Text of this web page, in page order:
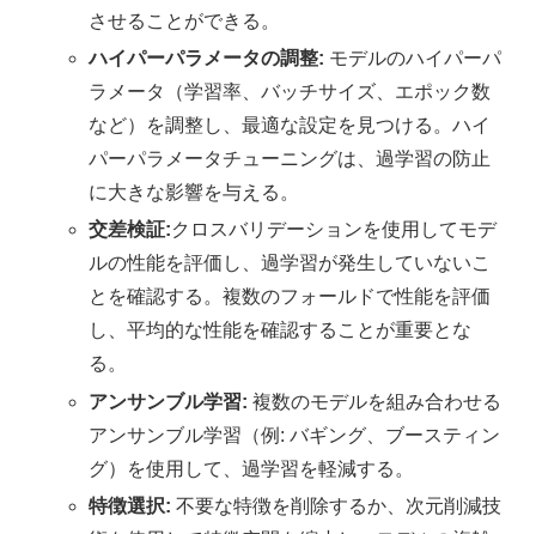
させることができる。
ハイパーパラメータの調整: モデルのハイパーパ
ラメータ（学習率、バッチサイズ、エポック数
など）を調整し、最適な設定を見つける。ハイ
パーパラメータチューニングは、過学習の防止
に大きな影響を与える。
交差検証:クロスバリデーションを使用してモデ
ルの性能を評価し、過学習が発生していないこ
とを確認する。複数のフォールドで性能を評価
し、平均的な性能を確認することが重要とな
る。
アンサンブル学習: 複数のモデルを組み合わせる
アンサンブル学習（例: バギング、ブースティン
グ）を使用して、過学習を軽減する。
特徴選択: 不要な特徴を削除するか、次元削減技